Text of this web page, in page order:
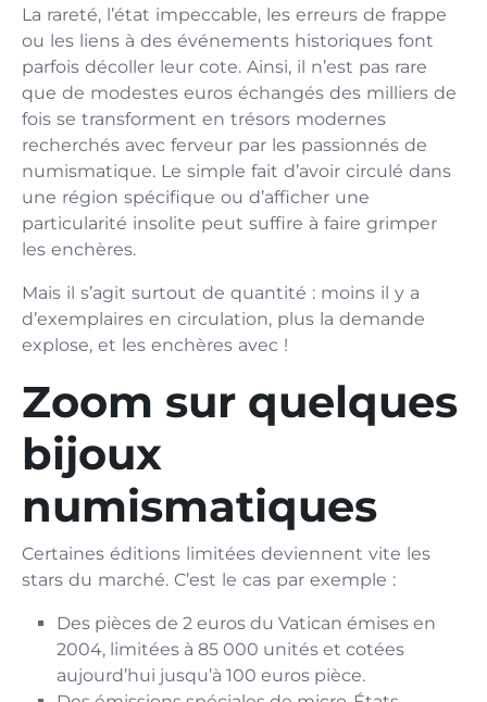
La rareté, l’état impeccable, les erreurs de frappe
ou les liens à des événements historiques font
parfois décoller leur cote. Ainsi, il n’est pas rare
que de modestes euros échangés des milliers de
fois se transforment en trésors modernes
recherchés avec ferveur par les passionnés de
numismatique. Le simple fait d’avoir circulé dans
une région spécifique ou d’afficher une
particularité insolite peut suffire à faire grimper
les enchères.
Mais il s’agit surtout de quantité : moins il y a
d’exemplaires en circulation, plus la demande
explose, et les enchères avec !
Zoom sur quelques
bijoux
numismatiques
Certaines éditions limitées deviennent vite les
stars du marché. C’est le cas par exemple :
Des pièces de 2 euros du Vatican émises en
2004, limitées à 85 000 unités et cotées
aujourd’hui jusqu’à 100 euros pièce.